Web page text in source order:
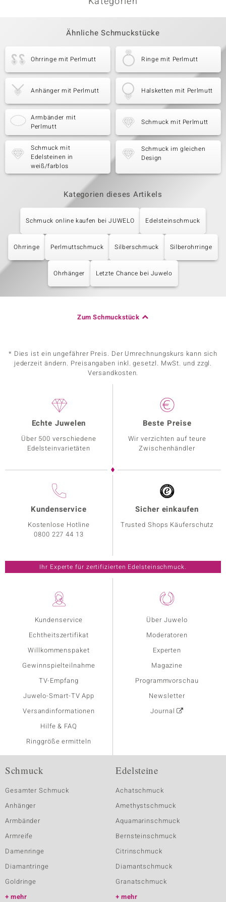
Ähnliche Schmuckstücke
Ohrringe mit Perlmutt Ringe mit Perlmutt
Anhänger mit Perlmutt Halsketten mit Perlmutt
Armbänder mit
Perlmutt
Schmuck mit Perlmutt
Schmuck mit
Edelsteinen in
weiß/farblos
Schmuck im gleichen
Design
Kategorien dieses Artikels
Schmuck online kaufen bei JUWELO Edelsteinschmuck
Ohrringe Perlmuttschmuck Silberschmuck Silberohrringe
Ohrhänger Letzte Chance bei Juwelo
Zum Schmuckstück
* Dies ist ein ungefährer Preis. Der Umrechnungskurs kann sich
jederzeit ändern. Preisangaben inkl. gesetzl. MwSt. und zzgl.
Versandkosten.
Kundenservice
Echtheitszertifikat
Willkommenspaket
Gewinnspielteilnahme
TV-Empfang
Juwelo-Smart-TV App
Versandinformationen
Hilfe & FAQ
Ringgröße ermitteln
Über Juwelo
Moderatoren
Experten
Magazine
Programmvorschau
Newsletter
Journal
Echte Juwelen
Über 500 verschiedene
Edelsteinvarietäten
Beste Preise
Wir verzichten auf teure
Zwischenhändler
Kundenservice
Kostenlose Hotline
0800 227 44 13
Sicher einkaufen
Trusted Shops Käuferschutz
Ihr Experte für zertifizierten Edelsteinschmuck.
Schmuck
Gesamter Schmuck
Anhänger
Armbänder
Armreife
Damenringe
Diamantringe
Goldringe
mehr
Edelsteine
Achatschmuck
Amethystschmuck
Aquamarinschmuck
Bernsteinschmuck
Citrinschmuck
Diamantschmuck
Granatschmuck
mehr